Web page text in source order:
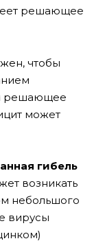
решающее
чтобы
решающее
может
гибель
возникать
небольшого
вирусы